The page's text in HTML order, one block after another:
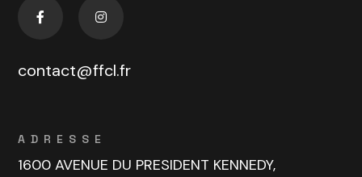
contact@ffcl.fr
ADRESSE
1600 AVENUE DU PRESIDENT KENNEDY,